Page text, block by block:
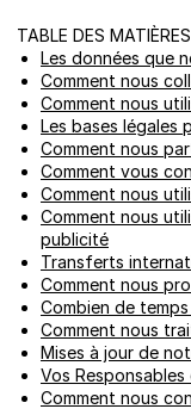
TABLE DES MATIÈRES
Les données que
Comment nous
Comment nous
Les bases légales
Comment nous
Comment vous
Comment nous
Comment nous
publicité
Transferts
Comment nous
Combien de
Comment nous
Mises à jour de
Vos
Comment nous